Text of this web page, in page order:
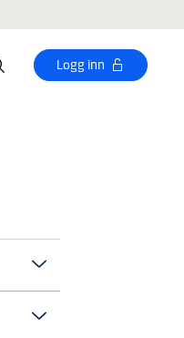
Logg inn